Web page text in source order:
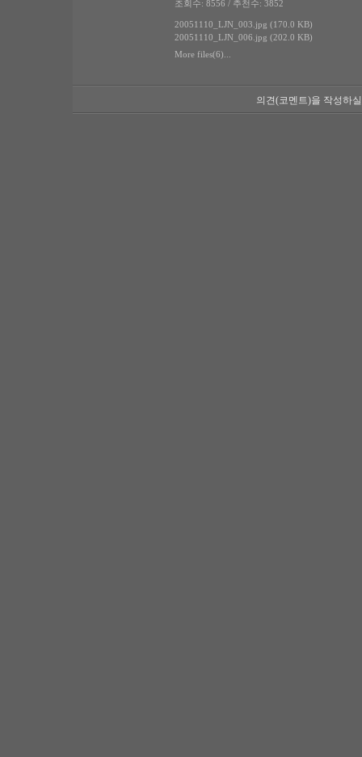
조회수: 8556 / 추천수: 3852
20051110_LJN_003.jpg (170.0 KB)
20051110_LJN_006.jpg (202.0 KB)
More files(6)...
의견(코멘트)을 작성하